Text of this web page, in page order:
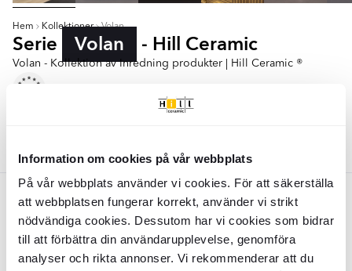
Information om cookies på vår webbplats
På vår webbplats använder vi cookies. För att säkerställa
att webbplatsen fungerar korrekt, använder vi strikt
nödvändiga cookies. Dessutom har vi cookies som bidrar
till att förbättra din användarupplevelse, genomföra
analyser och rikta annonser. Vi rekommenderar att du
Hem Kollektioner Volan
Serie Volan - Hill Ceramic
Volan - Kollektion av Inredning produkter | Hill Ceramic ®
Guld
Guld
Dutchbone Skänk
50x140 cm